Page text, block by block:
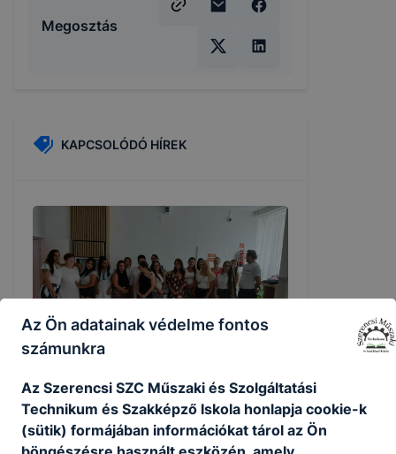
Megosztás
KAPCSOLÓDÓ HÍREK
Sikeres felnőttképzés a Műszakiban
Az Ön adatainak védelme fontos
számunkra
Az Szerencsi SZC Műszaki és Szolgáltatási
Technikum és Szakképző Iskola honlapja cookie-k
(sütik) formájában információkat tárol az Ön